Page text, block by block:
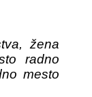
žena
radno
mesto